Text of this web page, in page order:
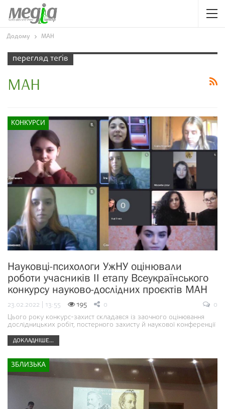
Додому МАН
перегляд теґів
МАН
КОНКУРСИ
Науковці-психологи УжНУ оцінювали
роботи учасників ІІ етапу Всеукраїнського
конкурсу науково-дослідних проєктів МАН
23.02.2022 | 13:55 195 0
0
Цього року конкурс-захист складався із заочного оцінювання
дослідницьких робіт, постерного захисту й наукової конференції
ДОКЛАДНІШЕ...
ЗБЛИЗЬКА